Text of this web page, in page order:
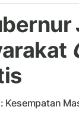
Kesempatan